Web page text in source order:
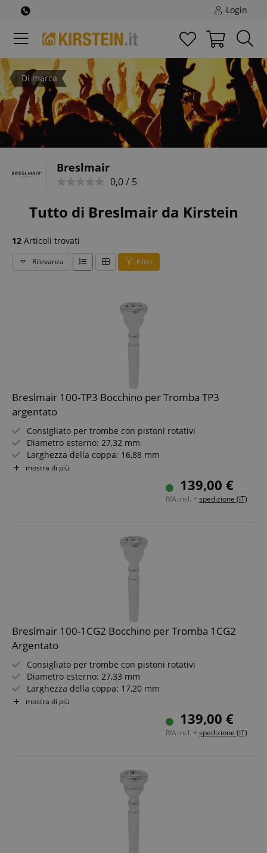
Login
Di marca
Breslmair
0,0 / 5
Tutto di Breslmair da Kirstein
12 Articoli trovati
Rilevanza Filter
Breslmair 100-TP3 Bocchino per Tromba TP3
argentato
Consigliato per trombe con pistoni rotativi
Diametro esterno: 27,32 mm
Larghezza della coppa: 16,88 mm
Profondità: D
mostra di più
139,00 €
IVA.incl. + spedizione (IT)
Breslmair 100-1CG2 Bocchino per Tromba 1CG2
Argentato
Consigliato per trombe con pistoni rotativi
Diametro esterno: 27,33 mm
Larghezza della coppa: 17,20 mm
Stile musicale: sinfonico
mostra di più
139,00 €
IVA.incl. + spedizione (IT)